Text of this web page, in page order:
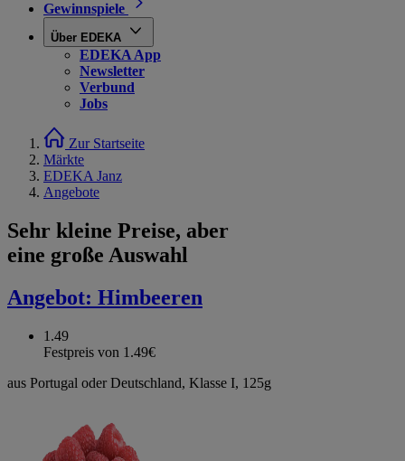
Gewinnspiele
Über EDEKA
EDEKA App
Newsletter
Verbund
Jobs
Zur Startseite
Märkte
EDEKA Janz
Angebote
Sehr kleine Preise, aber
eine große Auswahl
Angebot: Himbeeren
1.49
Festpreis von 1.49€
aus Portugal oder Deutschland, Klasse I, 125g